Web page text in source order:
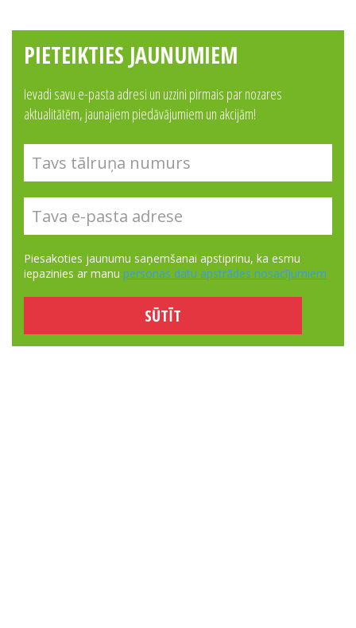
PIETEIKTIES JAUNUMIEM
Ievadi savu e-pasta adresi un uzzini pirmais par nozares
aktualitātēm, jaunajiem piedāvājumiem un akcijām!
Piesakoties jaunumu saņemšanai apstiprinu, ka esmu
iepazinies ar manu personas datu apstrādes nosacījumiem